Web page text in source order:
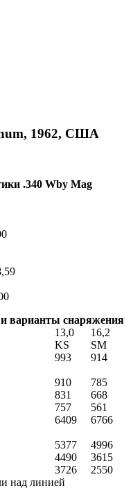
1962, США
.340 Wby Mag
и варианты снаряжения
13,0
16,2
KS
SM
993
914
910
785
831
668
757
561
6409
6766
5377
4996
4490
3615
3726
2550
над линией